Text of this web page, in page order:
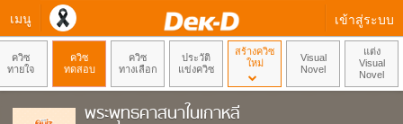
เมนู เข้าสู่ระบบ
ควิซ
ทายใจ
ควิซ
ทดสอบ
ควิซ
ทางเลือก
ประวัติ
แข่งควิซ
สร้างควิซ
ใหม่
Visual
Novel
แต่ง
Visual
Novel
พระพุทธคาสนาในเกาหลี